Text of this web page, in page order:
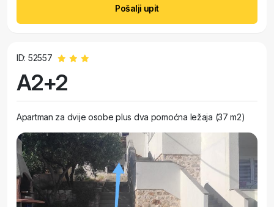
Pošalji upit
ID: 52557
A2+2
Apartman za dvije osobe plus dva pomoćna ležaja (37 m2)